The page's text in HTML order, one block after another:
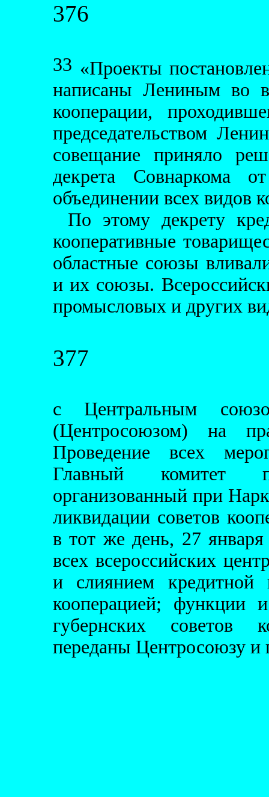
376
33 «Проекты
написаны Лениным во
кооперации,
председательством
совещание приняло
декрета Совнаркома
объединении всех видов
По этому декрету
кооперативные
областные союзы
и их союзы.
промысловых и других
377
с Центральным
(Центросоюзом) на
Проведение всех
Главный комитет
организованный при
ликвидации советов
в тот же день, 27
всех всероссийских
и слиянием кредитной
кооперацией; функции
губернских советов
переданы Центросоюзу и